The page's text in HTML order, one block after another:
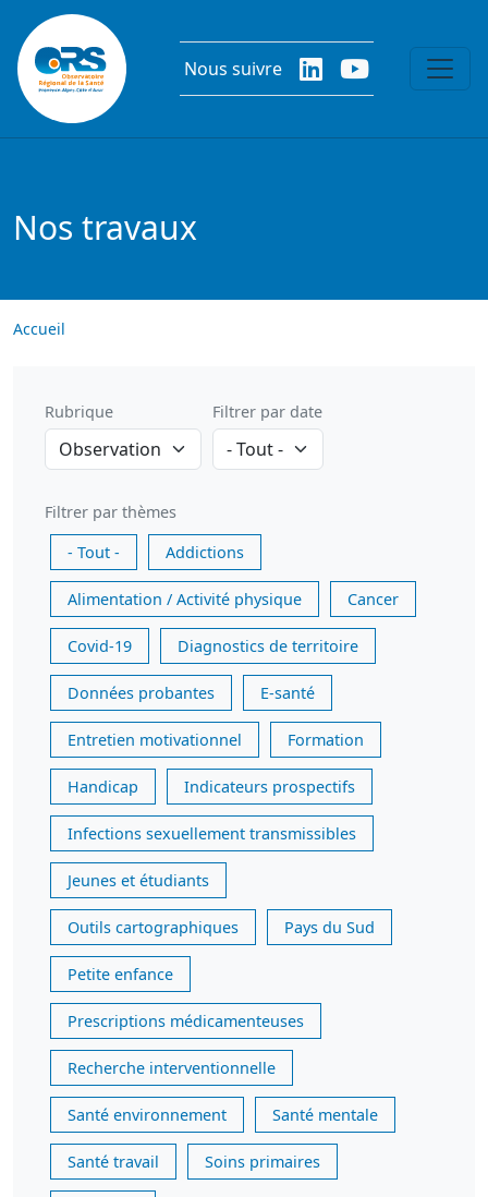
Aller au contenu principal
Nous suivre
Nos travaux
Accueil
Rubrique Filtrer par date
Filtrer par thèmes
- Tout -
Addictions
Alimentation / Activité physique Cancer
Covid-19 Diagnostics de territoire
Données probantes E-santé
Entretien motivationnel Formation
Handicap Indicateurs prospectifs
Infections sexuellement transmissibles
Jeunes et étudiants
Outils cartographiques Pays du Sud
Petite enfance
Prescriptions médicamenteuses
Recherche interventionnelle
Santé environnement Santé mentale
Santé travail Soins primaires